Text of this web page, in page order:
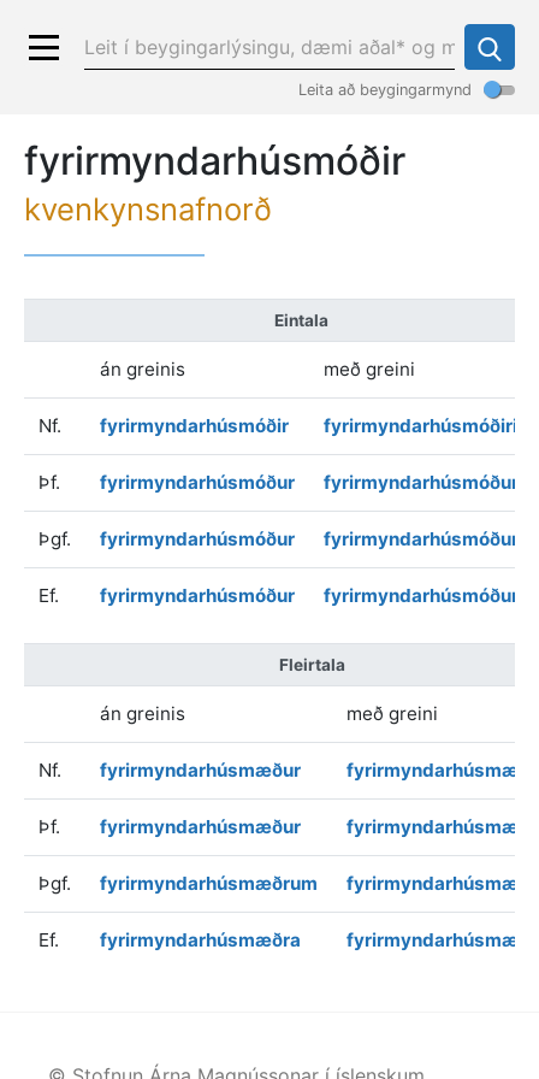
Leita að beygingarmynd
fyrirmyndarhúsmóðir
kvenkynsnafnorð
Eintala
án greinis með greini
Nf. fyrirmyndarhúsmóðir fyrirmyndarhúsmóðirin
Þf. fyrirmyndarhúsmóður
Þgf. fyrirmyndarhúsmóður
Ef. fyrirmyndarhúsmóður
Fleirtala
án greinis með greini
Nf. fyrirmyndarhúsmæður
Þf. fyrirmyndarhúsmæður
Þgf. fyrirmyndarhúsmæðrum
Ef. fyrirmyndarhúsmæðra